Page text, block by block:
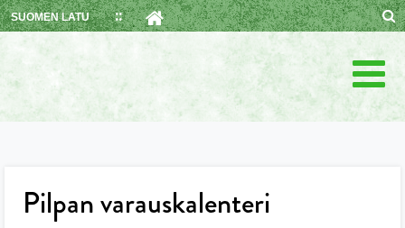
Skip
to
SUOMEN LATU
Pilpan varauskalenteri